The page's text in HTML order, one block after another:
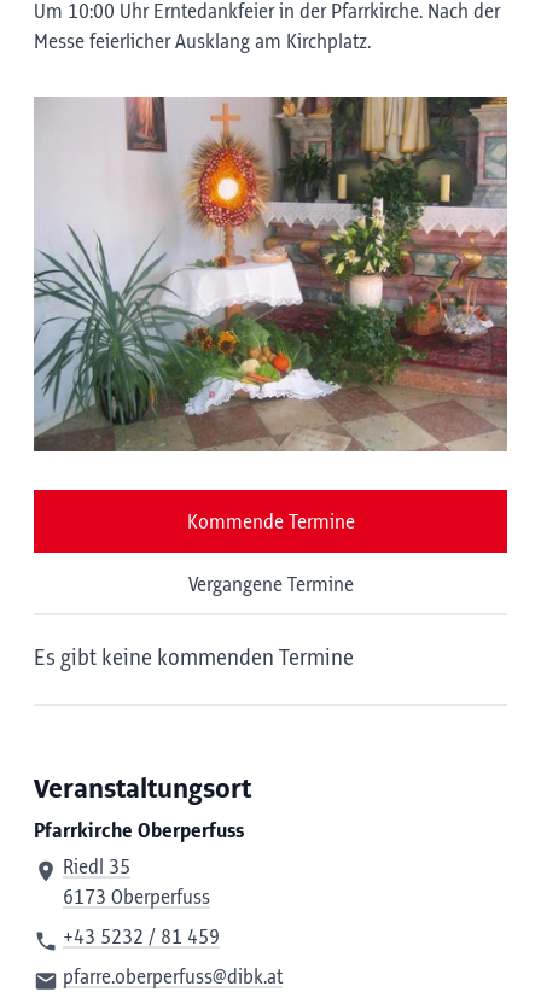
Um 10:00 Uhr Erntedankfeier in der Pfarrkirche. Nach der
Messe feierlicher Ausklang am Kirchplatz.
Kommende Termine
Vergangene Termine
Es gibt keine kommenden Termine
Veranstaltungsort
Pfarrkirche Oberperfuss
Riedl 35
6173 Oberperfuss
+43 5232 / 81 459
pfarre.oberperfuss@dibk.at